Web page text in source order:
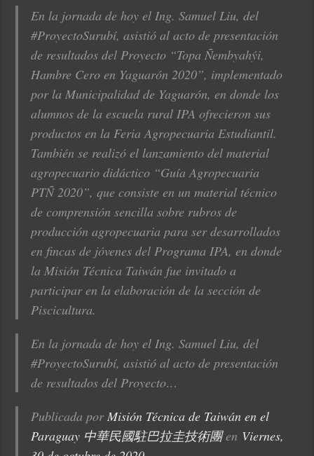
En la jornada de hoy el Ing. Samuel Liu, del
#ProyectoSurubí, asistió al acto de presentación
de resultados del Proyecto “Topa Ñembyahýi,
Hambre Cero en Yaguarón 2020”, implementado
por la Municipalidad de Yaguarón, en donde los
alumnos de la escuela rural IPA ofrecieron sus
productos en la Feria Agropecuaria Estudiantil.
También se realizó el lanzamiento del material
agropecuario didáctico “Guía Agropecuaria
PTÑ 2020”, que consiste en un material técnico
de comprensión sencilla sobre rubros de
producción agropecuaria para ser desarrollados
en fincas de jóvenes del Programa IPA, en donde
la Misión Técnica Taiwán fue invitado a
participar en la elaboración de la sección de
Piscicultura.
En la jornada de hoy el Ing. Samuel Liu, del
#ProyectoSurubí, asistió al acto de presentación
de resultados del Proyecto…
Publicada porMisión Técnica de Taiwán en el
Paraguay 中華民國駐巴拉圭技術團en Viernes,